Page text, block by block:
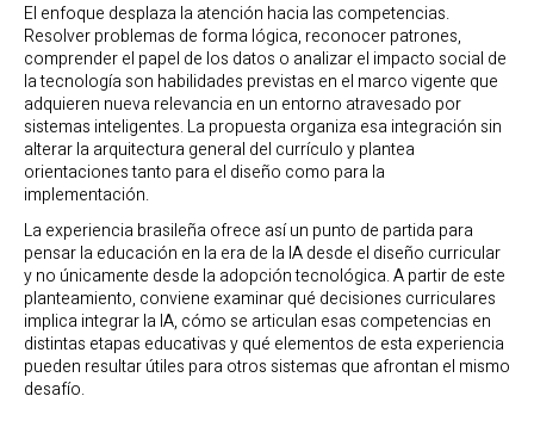
El enfoque desplaza la atención hacia las competencias.
Resolver problemas de forma lógica, reconocer patrones,
comprender el papel de los datos o analizar el impacto social de
la tecnología son habilidades previstas en el marco vigente que
adquieren nueva relevancia en un entorno atravesado por
sistemas inteligentes. La propuesta organiza esa integración sin
alterar la arquitectura general del currículo y plantea
orientaciones tanto para el diseño como para la
implementación.
La experiencia brasileña ofrece así un punto de partida para
pensar la educación en la era de la IA desde el diseño curricular
y no únicamente desde la adopción tecnológica. A partir de este
planteamiento, conviene examinar qué decisiones curriculares
implica integrar la IA, cómo se articulan esas competencias en
distintas etapas educativas y qué elementos de esta experiencia
pueden resultar útiles para otros sistemas que afrontan el mismo
desafío.